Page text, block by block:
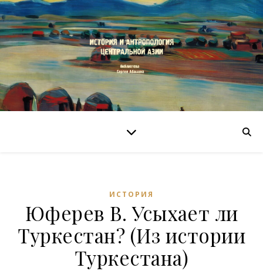
ИСТОРИЯ
Юферев В. Усыхает ли
Туркестан? (Из истории
Туркестана)